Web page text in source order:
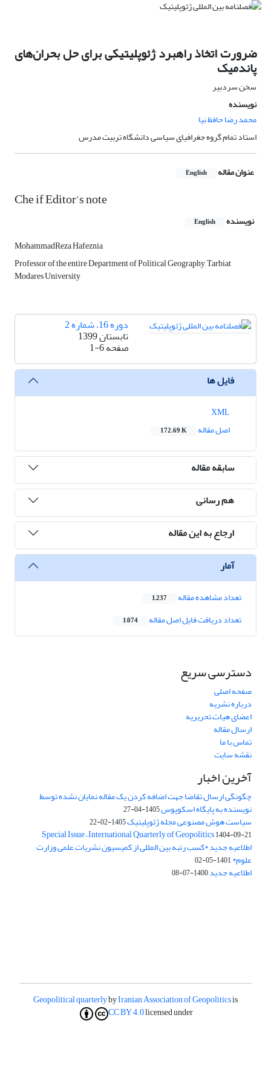
ضرورت اتخاذ راهبرد ژئوپلیتیکی برای حل بحران‌های
پاندمیک
سخن سردبیر
نویسنده
محمد رضا حافظ نیا
استاد تمام گروه جغرافیای سیاسی دانشگاه تربیت مدرس
عنوان مقاله English
Che if Editor's note
نویسنده English
MohammadReza Hafeznia
Professor of the entire Department of Political Geography, Tarbiat
Modares University
دوره 16، شماره 2
تابستان 1399
صفحه1-6
فایل ها
اصل مقاله
172.69 K
سابقه مقاله
هم رسانی
ارجاع به این مقاله
آمار
تعداد مشاهده مقاله 1,237
تعداد دریافت فایل اصل مقاله 1,074
دسترسی سریع
صفحه اصلی
درباره نشریه
اعضای هیات تحریریه
ارسال مقاله
تماس با ما
نقشه سایت
آخرین اخبار
چگونگی ارسال تقاضا جهت اضافه کردن یک مقاله نمایان نشده توسط
نویسنده به پایگاه اسکوپوس1405-04-27
سیاست هوش مصنوعی مجله ژئوپلیتیک1405-02-22
Special Issue – International Quarterly of Geopolitics1404-09-21
اطلاعیه جدید *کسب رتبه بین المللی از کمیسیون نشریات علمی وزارت
علوم*1401-05-02
اطلاعیه جدید1400-07-08
Geopolitical quarterlybyIranian Association of Geopoliticsis
licensed under
CC BY 4.0